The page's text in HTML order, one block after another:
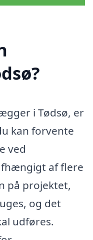
i Tødsø, er
kan forvente
ved
af flere
på projektet,
og det
udføres.